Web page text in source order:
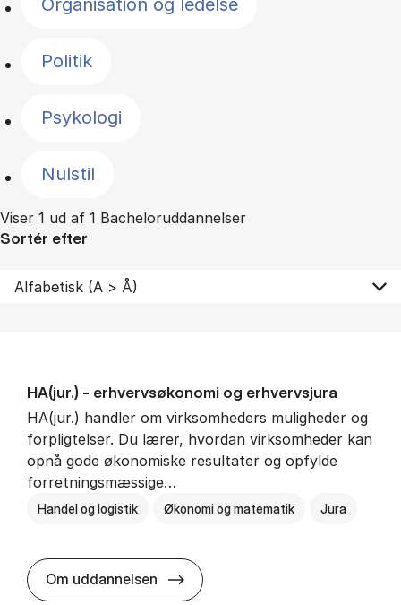
Organisation og ledelse
Politik
Psykologi
Nulstil
Viser 1 ud af 1 Bacheloruddannelser
Sortér efter
HA(jur.) - erhvervs­økonomi og erhvervs­jura
HA(jur.) handler om virksomheders muligheder og
forpligtelser. Du lærer, hvordan virksomheder kan
opnå gode økonomiske resultater og opfylde
forretningsmæssige…
Handel og logistik Økonomi og matematik Jura
Om uddannelsen HA(jur.) - erhvervs­økonomi og